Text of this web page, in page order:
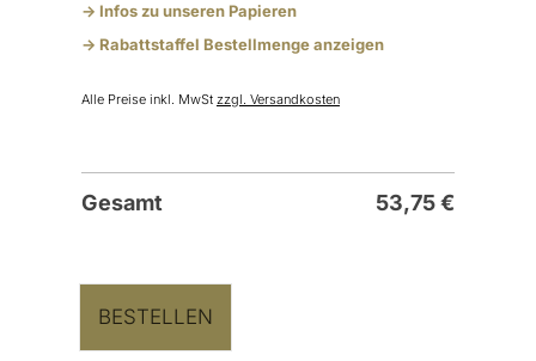
-> Infos zu unseren Papieren
-> Rabattstaffel Bestellmenge anzeigen
Alle Preise inkl. MwSt zzgl. Versandkosten
Gesamt 53,75€
BESTELLEN